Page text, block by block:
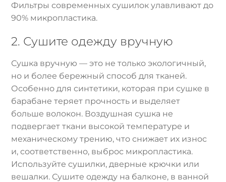
Фильтры современных сушилок улавливают до
90% микропластика.
2. Сушите одежду вручную
Сушка вручную — это не только экологичный,
но и более бережный способ для тканей.
Особенно для синтетики, которая при сушке в
барабане теряет прочность и выделяет
больше волокон. Воздушная сушка не
подвергает ткани высокой температуре и
механическому трению, что снижает их износ
и, соответственно, выброс микропластика.
Используйте сушилки, дверные крючки или
вешалки. Сушите одежду на балконе, в ванной